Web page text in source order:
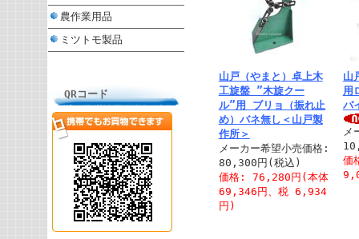
農作業用品
ミツトモ製品
QRコード
山戸（やまと）卓上木
工旋盤 ”木旋クー
ル”用 ブリョ（振れ止
め）バネ無し＜山戸製
作所＞
メーカー希望小売価格:
80,300円(税込)
価格: 76,280円(本体
69,346円、税 6,934
円)
山
用
バ
メ
価